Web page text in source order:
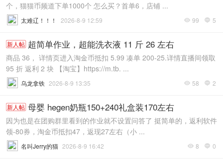
个，猫猫币频道下单1000个 怎么买？首单6，店铺 ...
 99  5
太难辽！！！ 2026-8-9 12:59
新人帖 超简单作业，超能洗衣液 11 斤 26 左右
商品 36， 详情页进入淘金币抵扣 5.99 凑单 200-25.详情直播间领取
95 折 返利 2 块 【淘宝】https://m.tb. ...
 58  2
乌龙拿铁 2026-8-9 13:35
新人帖 母婴 hegen奶瓶150+240礼盒装170左右
因为也是在团购群里看到的作业就不设置问答了 挺简单的，返利软件
领-80券，淘金币抵扣47，返现27左右（小 ...
 8  0
名叫Jerry的猫 2026-8-9 16:42